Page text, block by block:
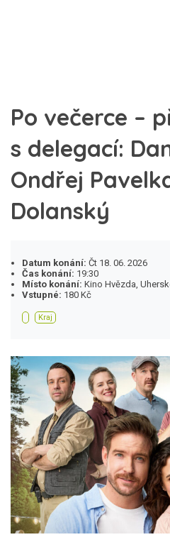
Po večerce –
s delegací:
Ondřej
Dolanský
Datum konání: Čt 18. 06. 2026
Čas konání: 19:30
Místo konání: Kino Hvězda,
Vstupné: 180 Kč
Kraj